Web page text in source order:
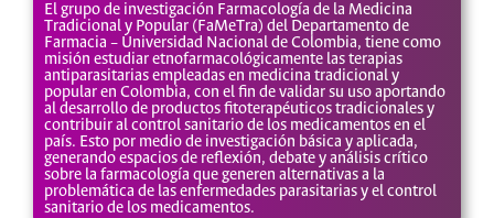
El grupo de investigación Farmacología de la Medicina
Tradicional y Popular (FaMeTra) del Departamento de
Farmacia – Universidad Nacional de Colombia, tiene como
misión estudiar etnofarmacológicamente las terapias
antiparasitarias empleadas en medicina tradicional y
popular en Colombia, con el fin de validar su uso aportando
al desarrollo de productos fitoterapéuticos tradicionales y
contribuir al control sanitario de los medicamentos en el
país. Esto por medio de investigación básica y aplicada,
generando espacios de reflexión, debate y análisis crítico
sobre la farmacología que generen alternativas a la
problemática de las enfermedades parasitarias y el control
sanitario de los medicamentos.